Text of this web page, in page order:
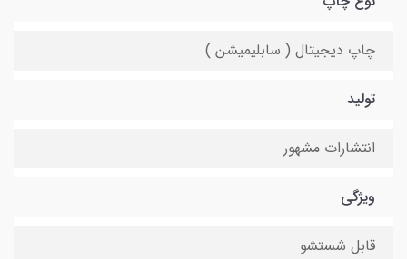
چاپ دیجیتال ( سابلیمیشن )
تولید
انتشارات مشهور
ویژگی
قابل شستشو